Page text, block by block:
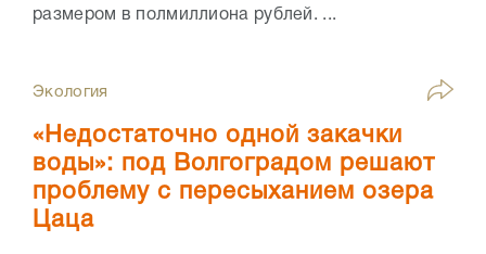
размером в полмиллиона рублей. ...
Экология
«Недостаточно одной закачки
воды»: под Волгоградом решают
проблему с пересыханием озера
Цаца